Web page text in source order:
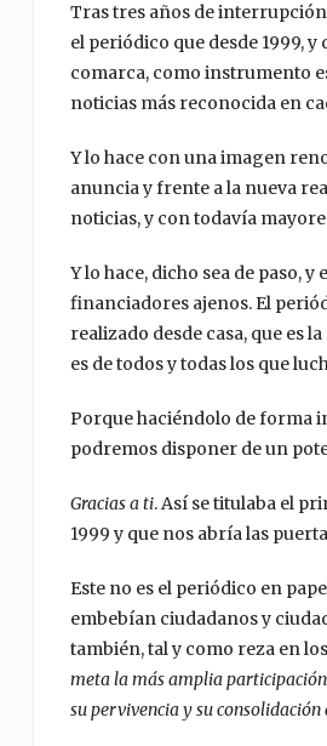
Tras tres años de
el periódico que desde 1999,
comarca, como instrumento
noticias más reconocida en
Y lo hace con una imagen
anuncia y frente a la nueva
noticias, y con todavía
Y lo hace, dicho sea de paso,
financiadores ajenos. El
realizado desde casa, que es
es de todos y todas los que
Porque haciéndolo de forma
podremos disponer de un
Gracias a ti. Así se titulaba el
1999 y que nos abría las
Este no es el periódico en
embebían ciudadanos y
también, tal y como reza en
meta la más amplia participación
su pervivencia y su